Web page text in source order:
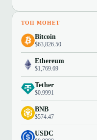
ТОП МОНЕТ
Bitcoin
$63,826.50
Ethereum
$1,769.69
Tether
$0.9991
BNB
$574.47
USDC